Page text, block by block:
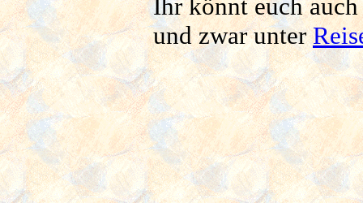
Ihr könnt euch
und zwar unter